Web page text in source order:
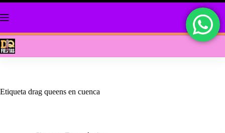
Saltar
al
contenido
Etiqueta drag queens en cuenca